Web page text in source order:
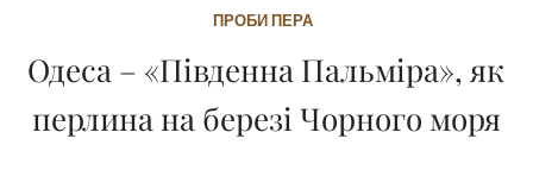
ПРОБИ ПЕРА
Одеса – «Південна Пальміра», як
перлина на березі Чорного моря